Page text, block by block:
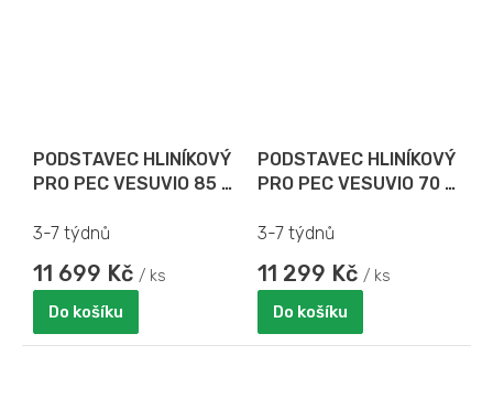
PODSTAVEC HLINÍKOVÝ
PRO PEC VESUVIO 85 x
3-7 týdnů
11 699 Kč / ks
Do košíku
PODSTAVEC HLINÍKOVÝ
PRO PEC VESUVIO 70 x
3-7 týdnů
11 299 Kč / ks
Do košíku